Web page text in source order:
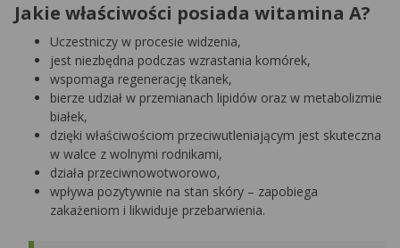
Jakie właściwości posiada witamina A?
Uczestniczy w procesie widzenia,
jest niezbędna podczas wzrastania komórek,
wspomaga regenerację tkanek,
bierze udział w przemianach lipidów oraz w metabolizmie
białek,
dzięki właściwościom przeciwutleniającym jest skuteczna
w walce z wolnymi rodnikami,
działa przeciwnowotworowo,
wpływa pozytywnie na stan skóry – zapobiega
zakażeniom i likwiduje przebarwienia.